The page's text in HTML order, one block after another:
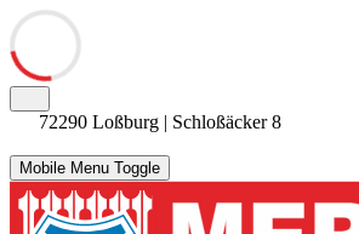
72290 Loßburg | Schloßäcker 8
Mobile Menu Toggle